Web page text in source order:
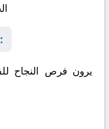
توقعات وتقييمات ما قبل اللقاء:
يرون فرص النجاح